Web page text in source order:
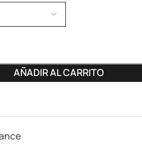
AÑADIR AL CARRITO